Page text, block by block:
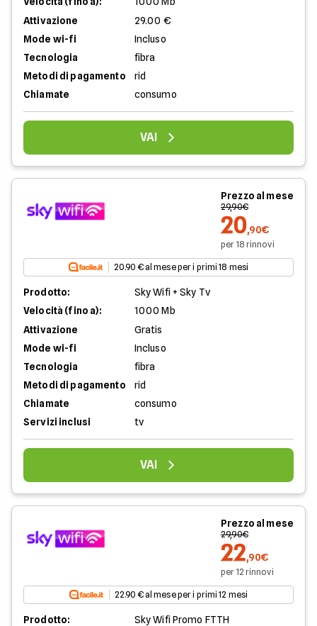
Attivazione
29.00 €
Mode wi-fi
Incluso
Tecnologia
fibra
Metodi di pagamento
rid
Chiamate
consumo
VAI
Prezzo al mese
29,90€
20,90€
per 18 rinnovi
20.90 € al mese per i primi 18 mesi
Prodotto:
Sky Wifi + Sky Tv
Velocità (fino a):
1000 Mb
Attivazione
Gratis
Mode wi-fi
Incluso
Tecnologia
fibra
Metodi di pagamento
rid
Chiamate
consumo
Servizi inclusi
tv
VAI
Prezzo al mese
29,90€
22,90€
per 12 rinnovi
22.90 € al mese per i primi 12 mesi
Prodotto:
Sky Wifi Promo FTTH